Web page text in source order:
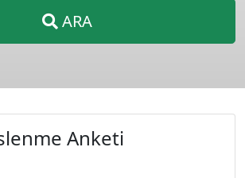
ARA
Anketi